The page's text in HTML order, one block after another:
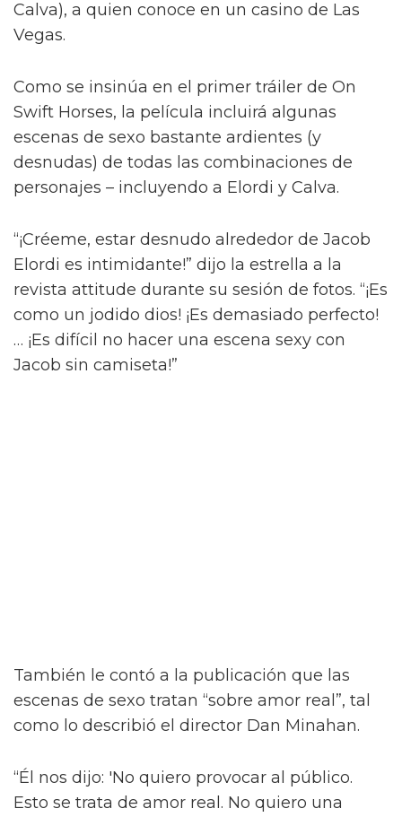
Jacob Elordi inicia un romance queer
ilícito en el tráiler de On Swift
Y para complicar aún más la situación, a pesar
del contacto entre Julius y Muriel, Julius tiene
una apasionada aventura con Henry (Diego
Calva), a quien conoce en un casino de Las
Como se insinúa en el primer tráiler de On
Swift Horses, la película incluirá algunas
escenas de sexo bastante ardientes (y
desnudas) de todas las combinaciones de